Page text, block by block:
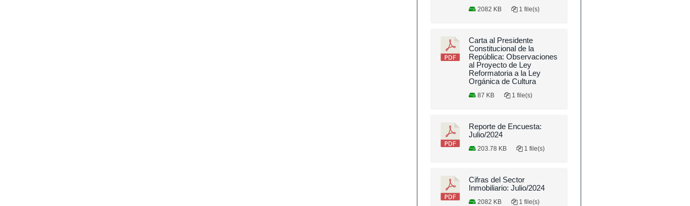
2082 KB 1 file(s)
Carta al Presidente
Constitucional de la
República: Observaciones
al Proyecto de Ley
Reformatoria a la Ley
Orgánica de Cultura
87 KB 1 file(s)
Reporte de Encuesta:
Julio/2024
203.78 KB 1 file(s)
Cifras del Sector
Inmobiliario: Julio/2024
2082 KB 1 file(s)